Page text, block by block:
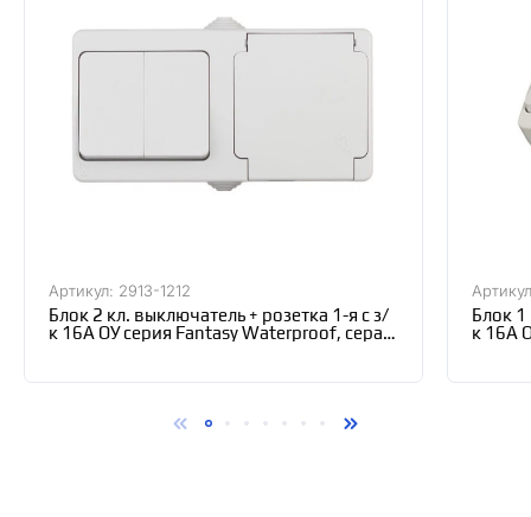
Артикул: 2913-1212
Блок 2 кл. выключатель + розетка 1-я с з/
к 16А ОУ серия Fantasy Waterproof, серая,
Блок 1
к 16А